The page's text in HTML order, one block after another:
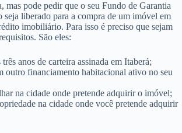
mas pode pedir que o seu Fundo de Garantia
seja liberado para a compra de um imóvel em
imobiliário. Para isso é preciso que sejam
São eles:
anos de carteira assinada em Itaberá;
outro financiamento habitacional ativo no seu
na cidade onde pretende adquirir o imóvel;
na cidade onde você pretende adquirir